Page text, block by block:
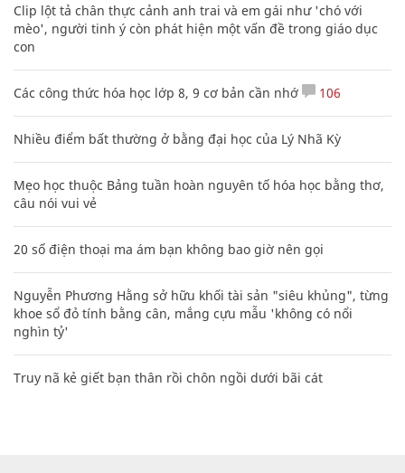
Clip lột tả chân thực cảnh anh trai và em gái như 'chó với
mèo', người tinh ý còn phát hiện một vấn đề trong giáo dục
con
Các công thức hóa học lớp 8, 9 cơ bản cần nhớ 106
Nhiều điểm bất thường ở bằng đại học của Lý Nhã Kỳ
Mẹo học thuộc Bảng tuần hoàn nguyên tố hóa học bằng thơ,
câu nói vui vẻ
20 số điện thoại ma ám bạn không bao giờ nên gọi
Nguyễn Phương Hằng sở hữu khối tài sản "siêu khủng", từng
khoe sổ đỏ tính bằng cân, mắng cựu mẫu 'không có nổi
nghìn tỷ'
Truy nã kẻ giết bạn thân rồi chôn ngồi dưới bãi cát